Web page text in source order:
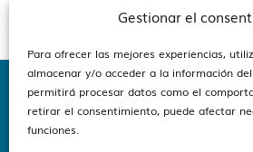
Gestionar el
Para ofrecer las mejores experiencias,
almacenar y/o acceder a la información
permitirá procesar datos como el
retirar el consentimiento, puede afectar
funciones.